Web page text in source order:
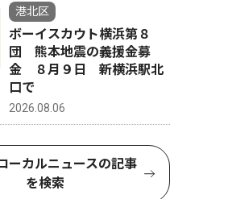
港北区
ボーイスカウト横浜第８
団 熊本地震の義援金募
金 ８月９日 新横浜駅北
口で
2026.08.06
ーカルニュースの記事
を検索